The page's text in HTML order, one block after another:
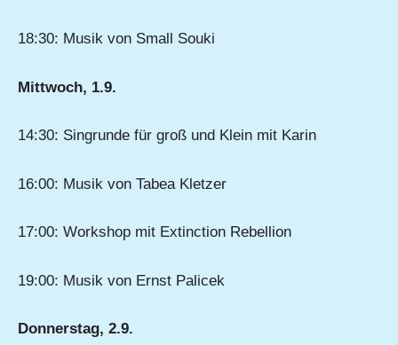
18:30: Musik von Small Souki
Mittwoch, 1.9.
14:30: Singrunde für groß und Klein mit Karin
16:00: Musik von Tabea Kletzer
17:00: Workshop mit Extinction Rebellion
19:00: Musik von Ernst Palicek
Donnerstag, 2.9.